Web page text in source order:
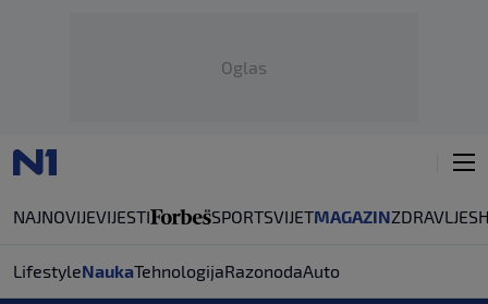
Oglas
NAJNOVIJEVIJESTI SPORTSVIJETMAGAZINZDRAVLJE
LifestyleNaukaTehnologijaRazonodaAuto